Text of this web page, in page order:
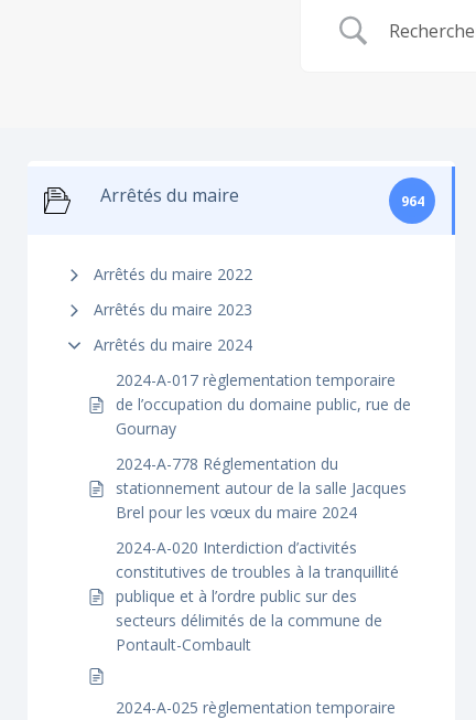
Arrêtés du maire 964
Arrêtés du maire 2022
Arrêtés du maire 2023
Arrêtés du maire 2024
2024-A-017 règlementation temporaire
de l’occupation du domaine public, rue de
Gournay
2024-A-778 Réglementation du
stationnement autour de la salle Jacques
Brel pour les vœux du maire 2024
2024-A-020 Interdiction d’activités
constitutives de troubles à la tranquillité
publique et à l’ordre public sur des
secteurs délimités de la commune de
Pontault-Combault
2024-A-025 règlementation temporaire